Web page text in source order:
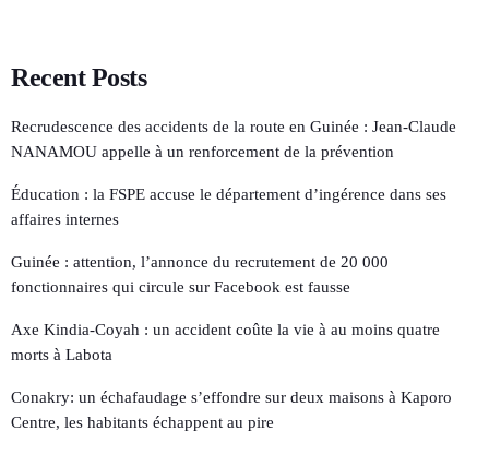
Recent Posts
Recrudescence des accidents de la route en Guinée : Jean-Claude
NANAMOU appelle à un renforcement de la prévention
Éducation : la FSPE accuse le département d’ingérence dans ses
affaires internes
Guinée : attention, l’annonce du recrutement de 20 000
fonctionnaires qui circule sur Facebook est fausse
Axe Kindia-Coyah : un accident coûte la vie à au moins quatre
morts à Labota
Conakry: un échafaudage s’effondre sur deux maisons à Kaporo
Centre, les habitants échappent au pire